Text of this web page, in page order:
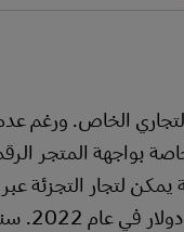
الخاص. ورغم
بواجهة المتجر
لتجار التجزئة عبر
بينها. يُعَد